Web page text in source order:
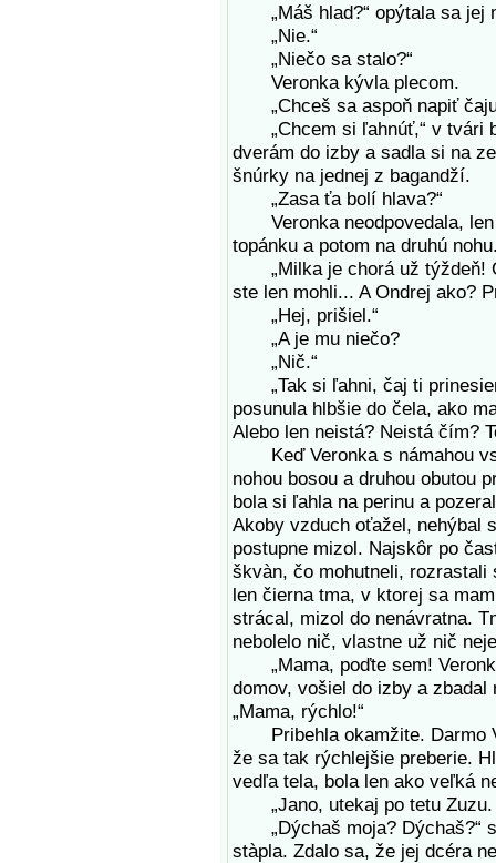
„Máš hlad?“ opýtala sa jej
„Nie.“
„Niečo sa stalo?“
Veronka kývla plecom.
„Chceš sa aspoň napiť
„Chcem si ľahnúť,“ v tvári
dverám do izby a sadla si na
šnúrky na jednej z bagandží.
„Zasa ťa bolí hlava?“
Veronka neodpovedala, len
topánku a potom na druhú
„Milka je chorá už týždeň!
ste len mohli... A Ondrej ako?
„Hej, prišiel.“
„A je mu niečo?
„Nič.“
„Tak si ľahni, čaj ti
posunula hlbšie do čela, ako
Alebo len neistá? Neistá čím?
Keď Veronka s námahou
nohou bosou a druhou obutou
bola si ľahla na perinu a
Akoby vzduch oťažel, nehýbal
postupne mizol. Najskôr po
škvàn, čo mohutneli,
len čierna tma, v ktorej sa
strácal, mizol do nenávratna.
nebolelo nič, vlastne už nič
„Mama, poďte sem!
domov, vošiel do izby a
„Mama, rýchlo!“
Pribehla okamžite. Darmo
že sa tak rýchlejšie preberie.
vedľa tela, bola len ako veľká
„Jano, utekaj po tetu Zuzu.
„Dýchaš moja? Dýchaš?“
stàpla. Zdalo sa, že jej dcéra